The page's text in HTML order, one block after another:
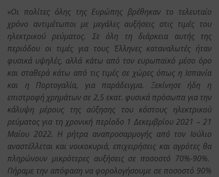
«Οι πολίτες όλης της Ευρώπης βρέθηκαν το τελευταίο
χρόνο αντιμέτωποι με μεγάλες αυξήσεις στις τιμές του
ηλεκτρικού ρεύματος. Σε όλη τη διάρκεια αυτής της
περιόδου οι τιμές για τους Έλληνες καταναλωτές ήταν
φυσικά υψηλές, αλλά κάτω από τον ευρωπαϊκό μέσο όρο
και σταθερά κάτω από τις τιμές σε χώρες όπως η Ισπανία
και η Πορτογαλία, για παράδειγμα. Ξεκίνησε ήδη η
επιστροφή χρημάτων σε 2,5 εκατ. φυσικά πρόσωπα για την
κάλυψη μέρους της αύξησης του κόστους ηλεκτρικού
ρεύματος για τη χρονική περίοδο 1 Δεκεμβρίου 2021 – 21
Μαΐου 2022. Η ρήτρα αναπροσαρμογής από τον Ιούλιο
αναστέλλεται και νοικοκυριά, επιχειρήσεις και αγρότες θα
πληρώνουν μικρότερες αυξήσεις σε ποσοστό 70%-90%.
Πήραμε την απόφαση να φορολογήσουμε σε ποσοστό 90%